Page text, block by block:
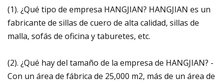
(1). ¿Qué tipo de empresa HANGJIAN? HANGJIAN es un
fabricante de sillas de cuero de alta calidad, sillas de
malla, sofás de oficina y taburetes, etc.
(2). ¿Qué hay del tamaño de la empresa de HANGJIAN? -
Con un área de fábrica de 25,000 m2, más de un área de